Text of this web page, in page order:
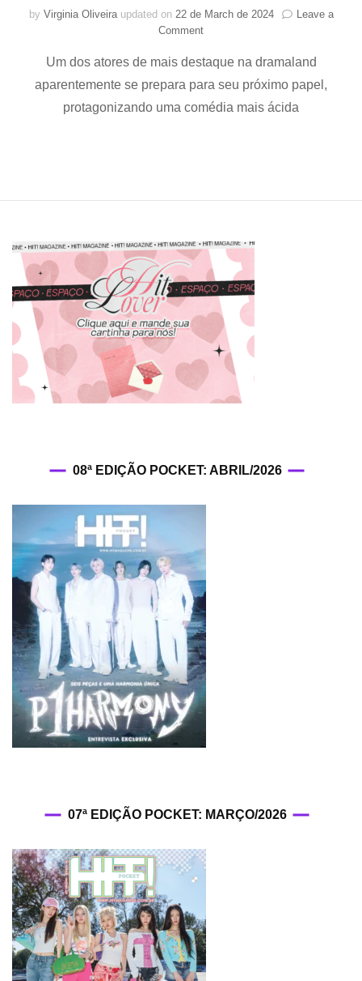
by Virginia Oliveira updated on 22 de March de 2024
Leave a
Commenton
Kim
estuda
comédia
Um dos atores de mais destaque na dramaland
aparentemente se prepara para seu próximo papel,
protagonizando uma comédia mais ácida
08ª EDIÇÃO POCKET: ABRIL/2026
07ª EDIÇÃO POCKET: MARÇO/2026